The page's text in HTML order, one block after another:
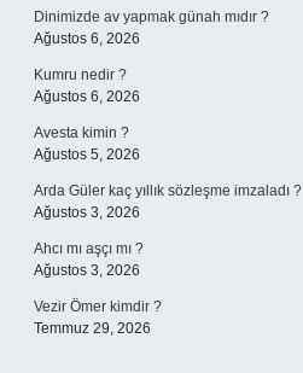
Dinimizde av yapmak günah mıdır ?
Ağustos 6, 2026
Kumru nedir ?
Ağustos 6, 2026
Avesta kimin ?
Ağustos 5, 2026
Arda Güler kaç yıllık sözleşme imzaladı ?
Ağustos 3, 2026
Ahcı mı aşçı mı ?
Ağustos 3, 2026
Vezir Ömer kimdir ?
Temmuz 29, 2026